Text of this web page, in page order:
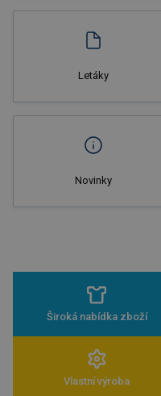
Letáky
Novinky
Široká nabídka zboží
Vlastní výroba